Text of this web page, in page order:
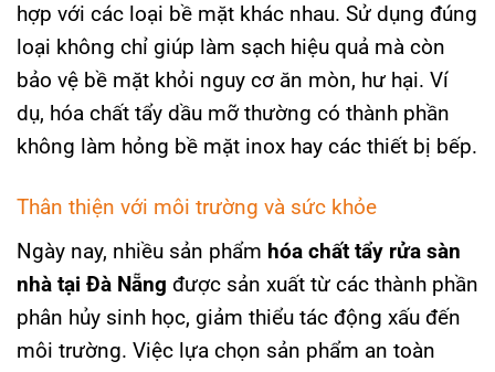
hợp với các loại bề mặt khác nhau. Sử dụng đúng
loại không chỉ giúp làm sạch hiệu quả mà còn
bảo vệ bề mặt khỏi nguy cơ ăn mòn, hư hại. Ví
dụ, hóa chất tẩy dầu mỡ thường có thành phần
không làm hỏng bề mặt inox hay các thiết bị bếp.
Thân thiện với môi trường và sức khỏe
Ngày nay, nhiều sản phẩm hóa chất tẩy rửa sàn
nhà tại Đà Nẵng được sản xuất từ các thành phần
phân hủy sinh học, giảm thiểu tác động xấu đến
môi trường. Việc lựa chọn sản phẩm an toàn